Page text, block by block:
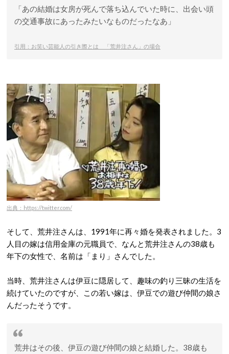
「あの結婚は女房が死んで落ち込んでいた時に、出会い頭
の交通事故にあったみたいなものだったなあ」
引用：お笑い芸能人の引き際とは 「荒井注さん」の場合
出典：https://twitter.com/
そして、荒井注さんは、1991年に再々婚を発表されました。3
人目の嫁は信用金庫の元職員で、なんと荒井注さんの38歳も
年下の女性で、名前は「まり」さんでした。
当時、荒井注さんは伊豆に隠居して、趣味の釣り三昧の生活を
続けていたのですが、この若い嫁は、伊豆での遊び仲間の娘さ
んだったそうです。
荒井はその後、伊豆の遊び仲間の娘と結婚した。38歳も